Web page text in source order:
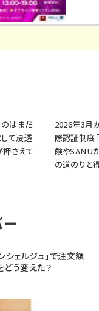
のはまだ
して浸透
さえて
2026年3月
際認証制度
鹸やSANU
の道のりと
シェルジュ」で注文額
う変えた？